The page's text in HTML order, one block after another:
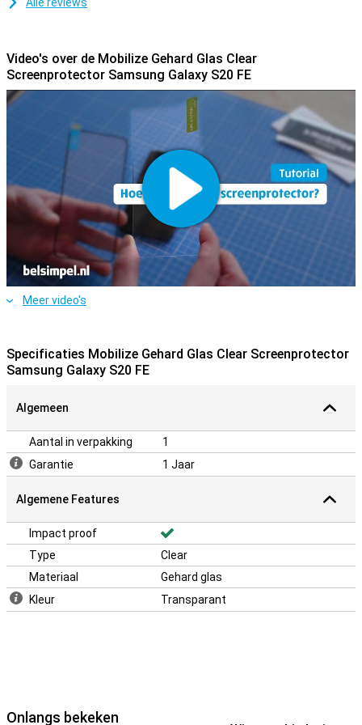
Video's over de Mobilize Gehard Glas Clear
Screenprotector Samsung Galaxy S20 FE
Meer video's
Specificaties Mobilize Gehard Glas Clear Screenprotector
Samsung Galaxy S20 FE
Algemeen
Aantal in verpakking
1
Garantie
1 Jaar
Algemene Features
Impact proof
Type
Clear
Materiaal
Gehard glas
Kleur
Transparant
Onlangs bekeken